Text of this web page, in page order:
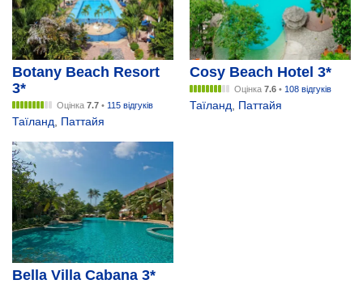
Botany Beach Resort
3*
Оцінка 7.7 • 115 відгуків
Таїланд, Паттайя
Cosy Beach Hotel 3*
Оцінка 7.6 • 108 відгуків
Таїланд, Паттайя
Bella Villa Cabana 3*